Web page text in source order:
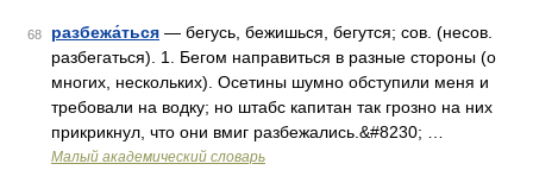
68 разбежа́ться — бегусь, бежишься, бегутся; сов. (несов.
разбегаться). 1. Бегом направиться в разные стороны (о
многих, нескольких). Осетины шумно обступили меня и
требовали на водку; но штабс капитан так грозно на них
прикрикнул, что они вмиг разбежались.&#8230; …
Малый академический словарь